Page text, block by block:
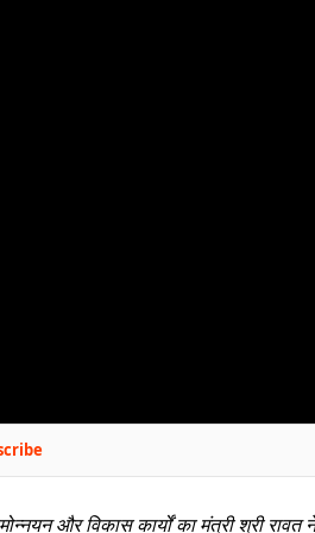
और विकास कार्यों का मंत्री श्री रावत